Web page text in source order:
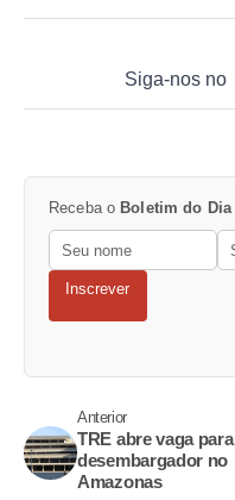
Siga-nos no
Receba o Boletim do Dia
Inscrever
Anterior
TRE abre vaga para
desembargador no
Amazonas